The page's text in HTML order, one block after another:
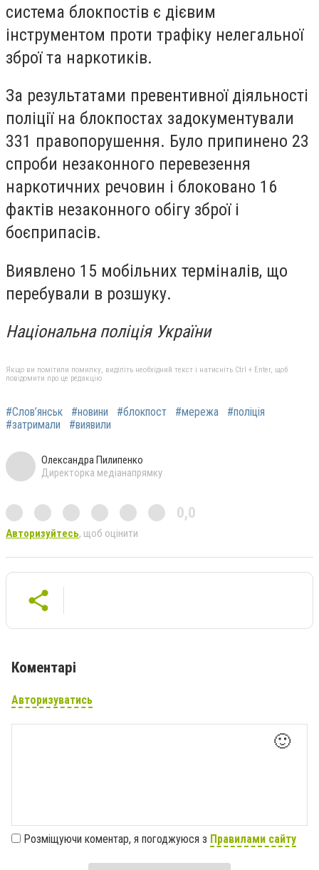
система блокпостів є дієвим
інструментом проти трафіку нелегальної
зброї та наркотиків.
За результатами превентивної діяльності
поліції на блокпостах задокументували
331 правопорушення. Було припинено 23
спроби незаконного перевезення
наркотичних речовин і блоковано 16
фактів незаконного обігу зброї і
боєприпасів.
Виявлено 15 мобільних терміналів, що
перебували в розшуку.
Національна поліція України
Якщо ви помітили помилку, виділіть необхідний текст і натисніть Ctrl + Enter, щоб
повідомити про це редакцію
#Слов’янськ #новини #блокпост #мережа
#поліція
#затримали
#виявили
Олександра Пилипенко
Директорка медіанапрямку
0,0
Авторизуйтесь, щоб оцінити
Коментарі
Авторизуватись
🙂
Розміщуючи коментар, я погоджуюся з Правилами сайту